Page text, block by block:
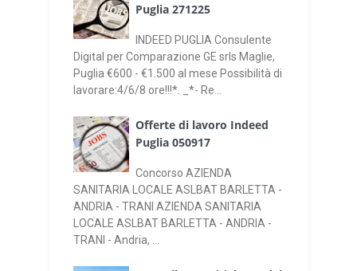
Puglia 271225
INDEED PUGLIA Consulente
Digital per Comparazione GE srls Maglie,
Puglia €600 - €1.500 al mese Possibilità di
lavorare:4/6/8 ore!!!*. _*- Re...
Offerte di lavoro Indeed
Puglia 050917
Concorso AZIENDA
SANITARIA LOCALE ASLBAT BARLETTA -
ANDRIA - TRANI AZIENDA SANITARIA
LOCALE ASLBAT BARLETTA - ANDRIA -
TRANI - Andria, ...